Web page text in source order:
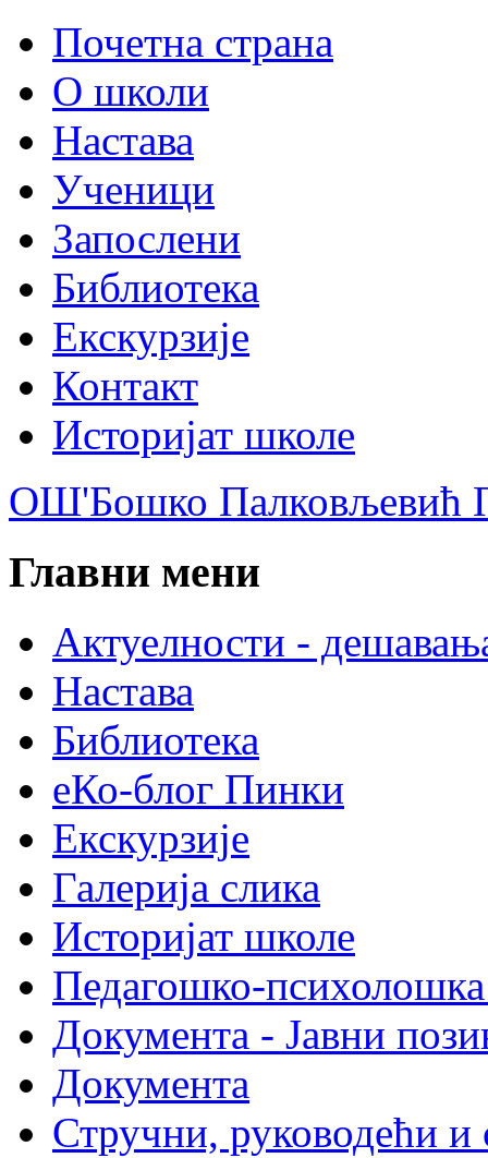
Почетна страна
О школи
Настава
Ученици
Запослени
Библиотека
Екскурзије
Контакт
Историјат школе
ОШ'Бошко Палковљевић
Главни мени
Актуелности -
Настава
Библиотека
еКо-блог Пинки
Екскурзије
Галерија слика
Историјат школе
Педагошко-психолошка
Документа - Јавни
Документа
Стручни, руководећи и